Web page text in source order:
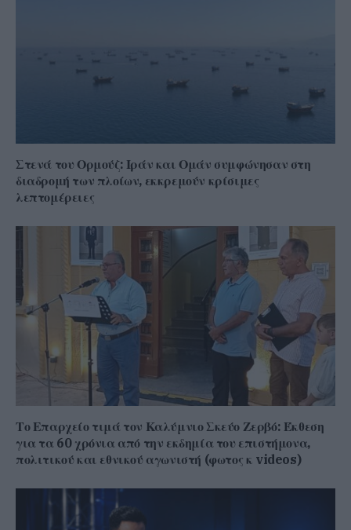
Στενά του Ορμούζ: Ιράν και Ομάν συμφώνησαν στη
διαδρομή των πλοίων, εκκρεμούν κρίσιμες
λεπτομέρειες
Το Επαρχείο τιμά τον Καλύμνιο Σκεύο Ζερβό: Έκθεση
για τα 60 χρόνια από την εκδημία του επιστήμονα,
πολιτικού και εθνικού αγωνιστή (φωτος κ videos)